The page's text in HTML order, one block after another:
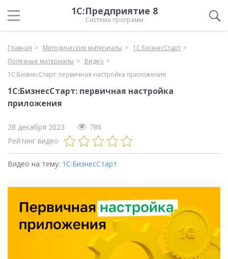
1С:Предприятие 8
Система программ
Главная Методические материалы
1С:БизнесСтарт
Полезные материалы
Видео
1С:БизнесСтарт: первичная настройка приложения
1С:БизнесСтарт: первичная настройка
приложения
28 декабря 2023
786
Рейтинг видео
Видео на тему: 1С:БизнесСтарт